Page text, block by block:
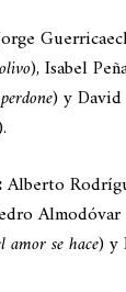
), Isabel
) y
Alberto
se hace) y